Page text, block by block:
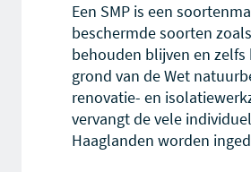
Een SMP is een
beschermde soorten
behouden blijven en
grond van de Wet
renovatie- en
vervangt de vele
Haaglanden worden